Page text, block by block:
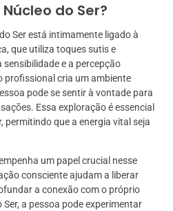
do Ser?
Ser está intimamente ligado à
que utiliza toques sutis e
e a percepção
profissional cria um ambiente
pode se sentir à vontade para
Essa exploração é essencial
permitindo que a energia vital seja
um papel crucial nesse
consciente ajudam a liberar
a conexão com o próprio
a pessoa pode experimentar